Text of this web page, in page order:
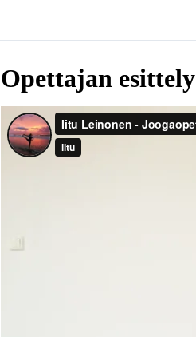
Opettajan esittely